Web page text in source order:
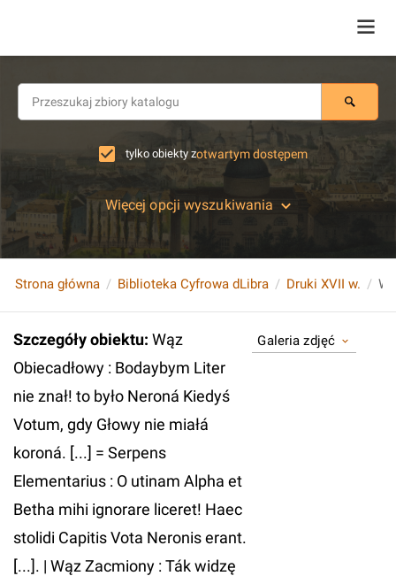
tylko obiekty zotwartym dostępem
Więcej opcji wyszukiwania
Strona główna Biblioteka Cyfrowa dLibra Druki XVII w.
Szczegóły obiektu: Wąz
Obiecadłowy : Bodaybym Liter
nie znał! to było Neroná Kiedyś
Votum, gdy Głowy nie miałá
koroná. [...] = Serpens
Elementarius : O utinam Alpha et
Betha mihi ignorare liceret! Haec
stolidi Capitis Vota Neronis erant.
[...]. | Wąz Zacmiony : Ták widzę
Galeria zdjęć